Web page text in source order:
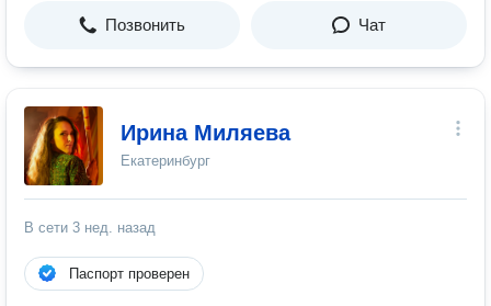
Позвонить Чат
Ирина Миляева
Екатеринбург
В сети 3 нед. назад
Паспорт проверен